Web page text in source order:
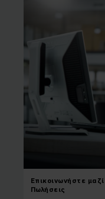
Επικοινωνήστε
Πωλήσεις